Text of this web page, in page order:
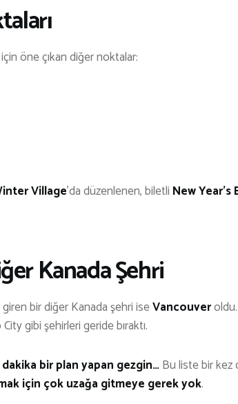
öne çıkan diğer noktalar:
Village’da düzenlenen, biletli New Year’s
Kanada Şehri
bir diğer Kanada şehri iseVancouveroldu.
gibi şehirleri geride bıraktı.
bir plan yapan gezgin…Bu liste bir kez
için çok uzağa gitmeye gerek yok.